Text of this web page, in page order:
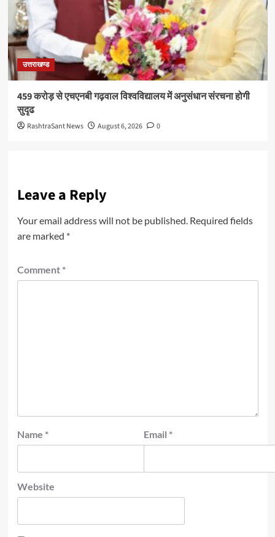
उत्तराखण्ड
459 करोड़ से एचएनबी गढ़वाल विश्वविद्यालय में अनुसंधान संरचना होगी
सुदृढ
RashtraSant News August 6, 2026 0
Leave a Reply
Your email address will not be published. Required fields
are marked *
Comment *
Name * Email *
Website